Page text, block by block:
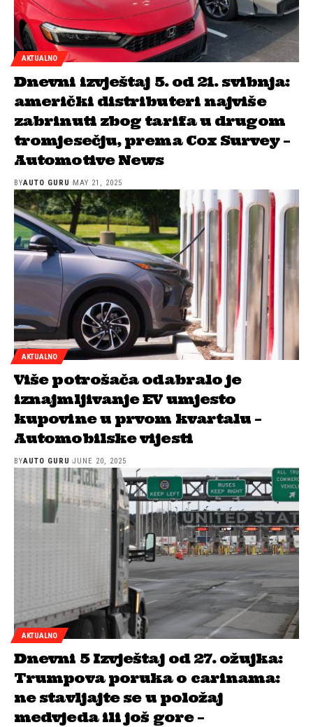
AKTUALNO
Dnevni izvještaj 5. od 21. svibnja:
američki distributeri najviše
zabrinuti zbog tarifa u drugom
tromjesečju, prema Cox Survey –
Automotive News
BYAUTO GURU MAY 21, 2025
AKTUALNO
Više potrošača odabralo je
iznajmljivanje EV umjesto
kupovine u prvom kvartalu –
Automobilske vijesti
BYAUTO GURU JUNE 20, 2025
AKTUALNO
Dnevni 5 Izvještaj od 27. ožujka:
Trumpova poruka o carinama:
ne stavljajte se u položaj
medvjeda ili još gore –